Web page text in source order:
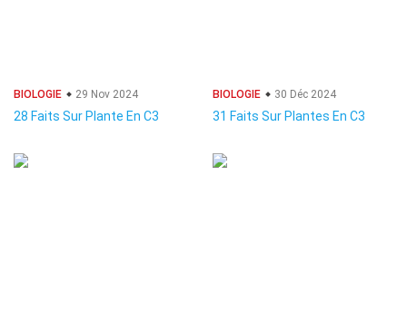
BIOLOGIE 29 Nov 2024
28 Faits Sur Plante En C3
BIOLOGIE 30 Déc 2024
31 Faits Sur Plantes En C3